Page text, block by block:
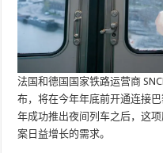
法国和德国国家铁路运营商
布，将在今年年底前开通连接
年成功推出夜间列车之后，这
案日益增长的需求。